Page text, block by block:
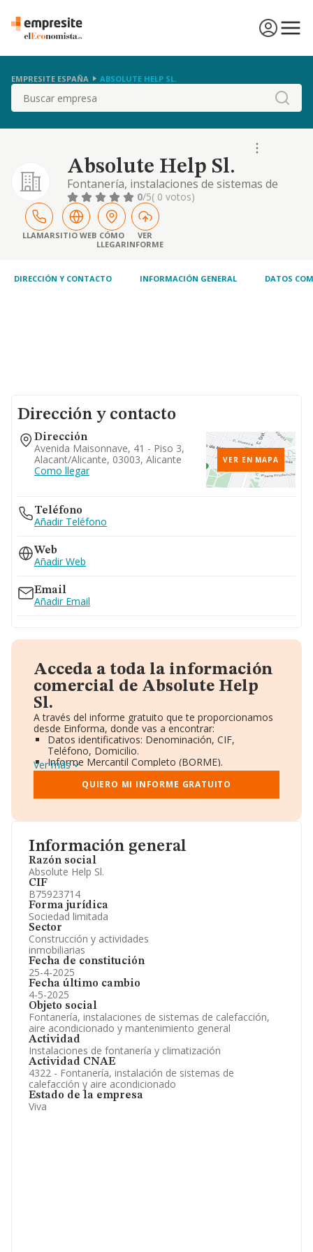
EMPRESITE ESPAÑA ABSOLUTE HELP SL.
Buscar
Absolute Help Sl.
Fontanería, instalaciones de sistemas de
calefacción, aire acondicionado y
mantenimiento general
0/5( 0 votos)
LLAMARSITIO WEB CÓMO
LLEGAR
VER
INFORME
DIRECCIÓN Y CONTACTO INFORMACIÓN GENERAL DATOS
Información general
Razón social
Absolute Help Sl.
CIF
B75923714
Forma jurídica
Sociedad limitada
Sector
Construcción y actividades
inmobiliarias
Fecha de constitución
25-4-2025
Fecha último cambio
4-5-2025
Objeto social
Fontanería, instalaciones de sistemas de calefacción,
aire acondicionado y mantenimiento general
Actividad
Instalaciones de fontanería y climatización
Actividad CNAE
4322 - Fontanería, instalación de sistemas de
calefacción y aire acondicionado
Estado de la empresa
Viva
Dirección y contacto
Dirección
Avenida Maisonnave, 41 - Piso 3,
Alacant/alicante, 03003, Alicante
Como llegar
VER EN MAPA
Teléfono
Añadir Teléfono
Web
Añadir Web
Email
Añadir Email
Acceda a toda la información
comercial de Absolute Help
Sl.
A través del informe gratuito que te proporcionamos
desde Einforma, donde vas a encontrar:
Datos identificativos: Denominación, CIF,
Teléfono, Domicilio.
Informe Mercantil Completo (BORME).
Gráficos de Evolución Ventas y Empleados.
Consejo de Administración y Administradores.
Directivos y Ejecutivos.
Información oficial y registral complementaria.
Ver más
QUIERO MI INFORME GRATUITO